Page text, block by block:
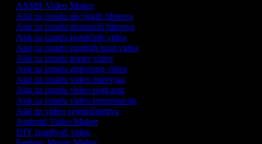
ASMR Video Maker
Alat za izradu akcijskih filmova
Alat za izradu dramskih filmova
Alat za izradu komičnih videa
Alat za izradu modnih haul videa
Alat za izradu teaser videa
Alat za izradu unboxing videa
Alat za izradu video intervjua
Alat za izradu video podcasta
Alat za izradu video prezentacija
Alat za video svjedočanstva
Android Video Maker
DIY izrađivač videa